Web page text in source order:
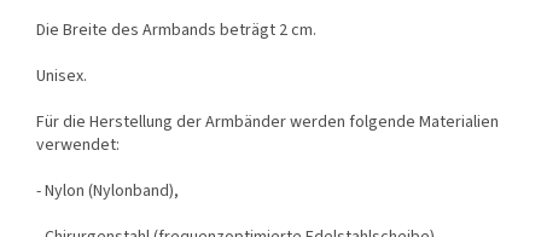
Die Breite des Armbands beträgt 2 cm.
Unisex.
Für die Herstellung der Armbänder werden folgende Materialien
verwendet:
- Nylon (Nylonband),